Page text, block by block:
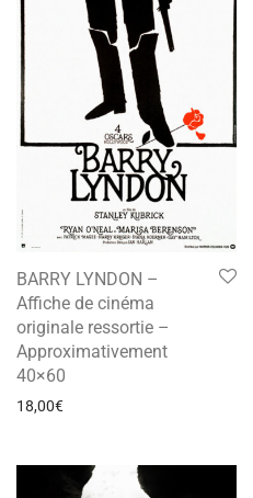
BARRY LYNDON –
Affiche de cinéma
originale ressortie –
Approximativement
40×60
18,00€